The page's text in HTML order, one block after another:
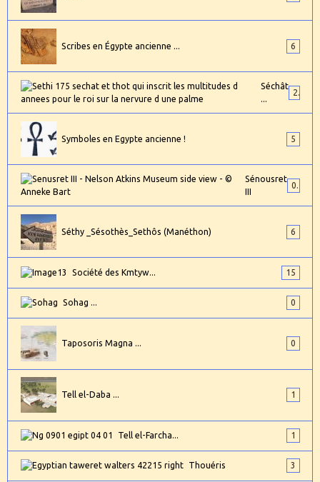
Scribes en Égypte ancienne ... 6
Séchât
...
2
Symboles en Egypte ancienne ! 5
Sénousret
III
0
Séthy _Sésothès_Sethôs (Manéthon) 6
Société des Kmtyw... 15
Sohag ... 0
Taposoris Magna ... 0
Tell el-Daba ... 1
Tell el-Farcha... 1
Thouéris 3